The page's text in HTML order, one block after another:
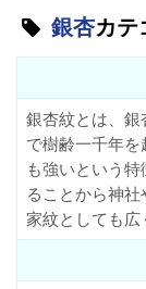
銀杏カテ
銀杏紋とは、
で樹齢一千年
も強いという
ることから神
家紋としても広